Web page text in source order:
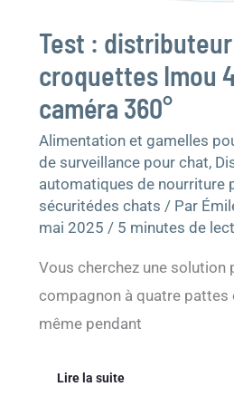
Test :
croquettes Imou
caméra 360°
Alimentation et gamelles
de surveillance pour chat,
automatiques de nourriture
sécuritédes chats / Par
mai 2025 / 5 minutes de
Vous cherchez une solution
compagnon à quatre pattes
même pendant
Lire la suite